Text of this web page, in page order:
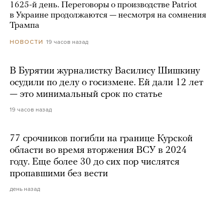
1625-й день. Переговоры о производстве Patriot
в Украине продолжаются — несмотря на сомнения
Трампа
НОВОСТИ 19 часов назад
В Бурятии журналистку Василису Шишкину
осудили по делу о госизмене. Ей дали 12 лет
— это минимальный срок по статье
19 часов назад
77 срочников погибли на границе Курской
области во время вторжения ВСУ в 2024
году. Еще более 30 до сих пор числятся
пропавшими без вести
день назад